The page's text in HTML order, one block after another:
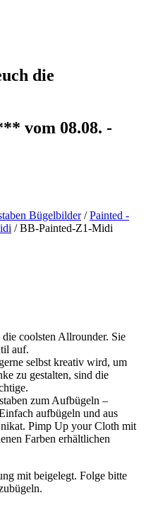
die
vom 08.08. -
Bügelbilder/Painted -
/ BB-Painted-Z1-Midi
coolsten Allrounder. Sie
auf.
selbst kreativ wird, um
zu gestalten, sind die
zum Aufbügeln –
aufbügeln und aus
Pimp Up your Cloth mit
Farben erhältlichen
mit beigelegt. Folge bitte